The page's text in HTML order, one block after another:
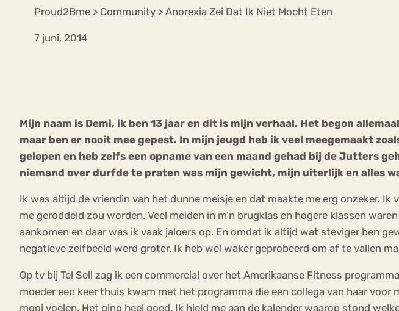
Proud2Bme > Community > Anorexia Zei Dat Ik Niet Mocht Eten
7 juni, 2014
Mijn naam is Demi, ik ben 13 jaar en dit is mijn verhaal. Het begon
maar ben er nooit mee gepest. In mijn jeugd heb ik veel meegemaakt
gelopen en heb zelfs een opname van een maand gehad bij de Jutters
niemand over durfde te praten was mijn gewicht, mijn uiterlijk en alles
Ik was altijd de vriendin van het dunne meisje en dat maakte me erg onzeker.
me geroddeld zou worden. Veel meiden in m’n brugklas en hogere klassen
aankomen en daar was ik vaak jaloers op. En omdat ik altijd wat steviger ben
negatieve zelfbeeld werd groter. Ik heb wel waker geprobeerd om af te vallen
Op tv bij Tel Sell zag ik een commercial over het Amerikaanse Fitness
moeder een keer thuis kwam met het programma die een collega van haar
mooi voelen. Het ging heel goed. Ik hield me aan de kalender waarop stond
Orthorexia
Afvallen Angst